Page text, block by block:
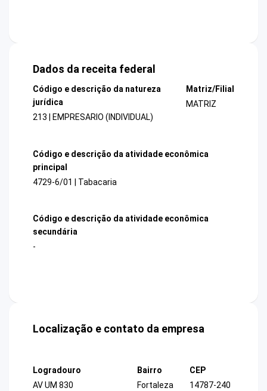
Dados da receita federal
Código e descrição da natureza
jurídica
213 | EMPRESARIO (INDIVIDUAL)
Matriz/Filial
MATRIZ
Código e descrição da atividade econômica
principal
4729-6/01 | Tabacaria
Código e descrição da atividade econômica
secundária
-
Localização e contato da empresa
Logradouro
AV UM 830
Bairro
Fortaleza
CEP
14787-240